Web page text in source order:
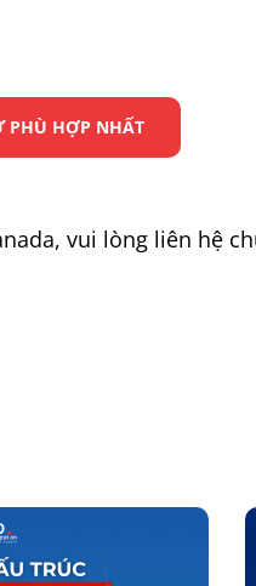
PHÙ HỢP NHẤT
vui lòng liên hệ